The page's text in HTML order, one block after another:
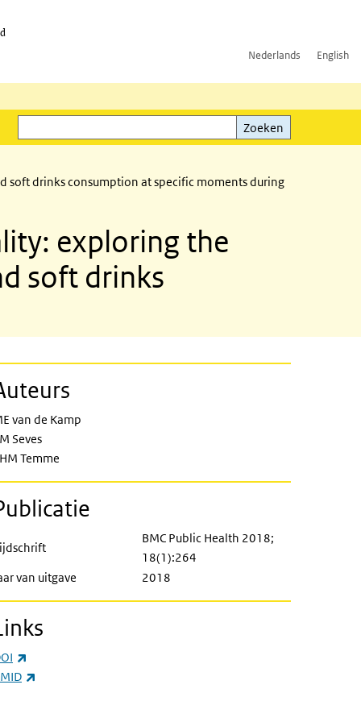
Nederlands English
Zoeken
soft drinks consumption at specific moments during
exploring the
soft drinks
van de Kamp
Seves
Temme
BMC Public Health 2018;
18(1):264
van uitgave
2018